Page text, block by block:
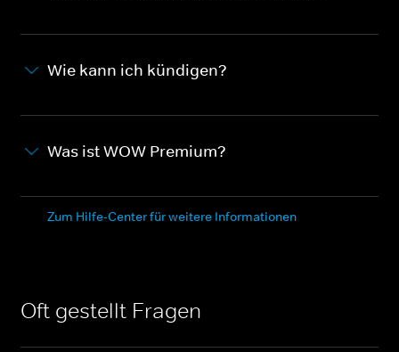
Wie kann ich kündigen?
Was ist WOW Premium?
Zum Hilfe-Center für weitere Informationen
Oft gestellt Fragen